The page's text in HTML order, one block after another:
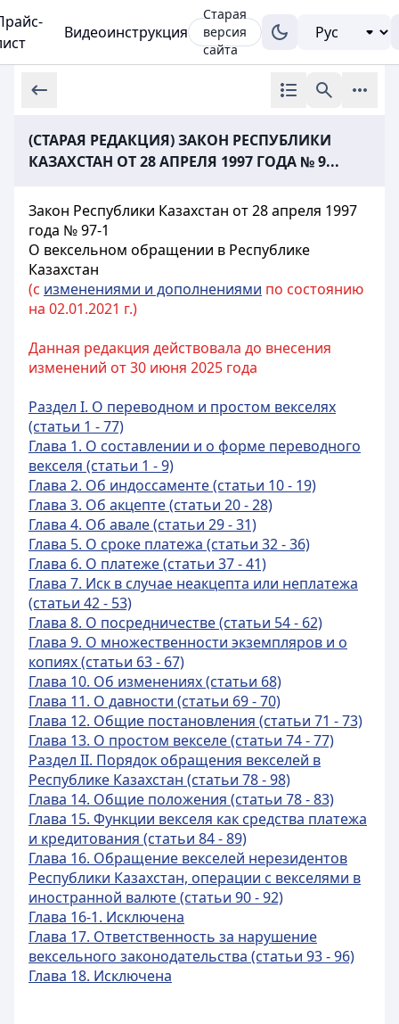
Видеоинструкция
Старая
версия
сайта
(СТАРАЯ РЕДАКЦИЯ) ЗАКОН РЕСПУБЛИКИ
КАЗАХСТАН ОТ 28 АПРЕЛЯ 1997 ГОДА № 9...
Закон Республики Казахстан от 28 апреля 1997
года № 97-1
О вексельном обращении в Республике
Казахстан
(с изменениями и дополнениями по состоянию
на 02.01.2021 г.)
Данная редакция действовала до внесения
изменений от 30 июня 2025 года
Раздел I. О переводном и простом векселях
(статьи 1 - 77)
Глава 1. О составлении и о форме переводного
векселя (статьи 1 - 9)
Глава 2. Об индоссаменте (статьи 10 - 19)
Глава 3. Об акцепте (статьи 20 - 28)
Глава 4. Об авале (статьи 29 - 31)
Глава 5. О сроке платежа (статьи 32 - 36)
Глава 6. О платеже (статьи 37 - 41)
Глава 7. Иск в случае неакцепта или неплатежа
(статьи 42 - 53)
Глава 8. О посредничестве (статьи 54 - 62)
Глава 9. О множественности экземпляров и о
копиях (статьи 63 - 67)
Глава 10. Об изменениях (статьи 68)
Глава 11. О давности (статьи 69 - 70)
Глава 12. Общие постановления (статьи 71 - 73)
Глава 13. О простом векселе (статьи 74 - 77)
Раздел II. Порядок обращения векселей в
Республике Казахстан (статьи 78 - 98)
Глава 14. Общие положения (статьи 78 - 83)
Глава 15. Функции векселя как средства платежа
и кредитования (статьи 84 - 89)
Глава 16. Обращение векселей нерезидентов
Республики Казахстан, операции с векселями в
иностранной валюте (статьи 90 - 92)
Глава 16-1. Исключена
Глава 17. Ответственность за нарушение
вексельного законодательства (статьи 93 - 96)
Глава 18. Исключена